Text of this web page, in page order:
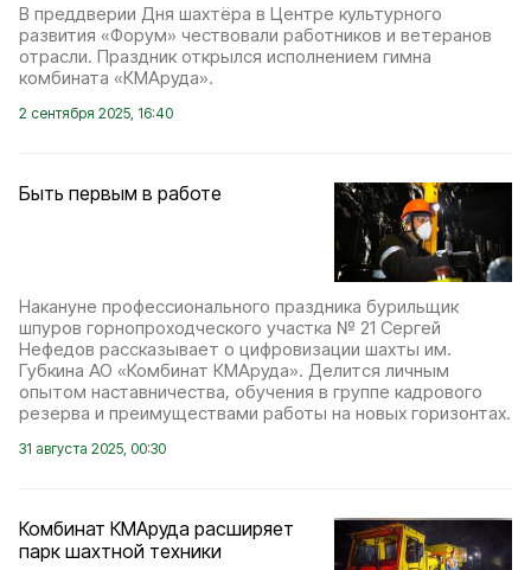
В преддверии Дня шахтёра в Центре культурного
развития «Форум» чествовали работников и ветеранов
отрасли. Праздник открылся исполнением гимна
комбината «КМАруда».
2 сентября 2025, 16:40
Быть первым в работе
Накануне профессионального праздника бурильщик
шпуров горнопроходческого участка № 21 Сергей
Нефедов рассказывает о цифровизации шахты им.
Губкина АО «Комбинат КМАруда». Делится личным
опытом наставничества, обучения в группе кадрового
резерва и преимуществами работы на новых горизонтах.
31 августа 2025, 00:30
Комбинат КМАруда расширяет
парк шахтной техники